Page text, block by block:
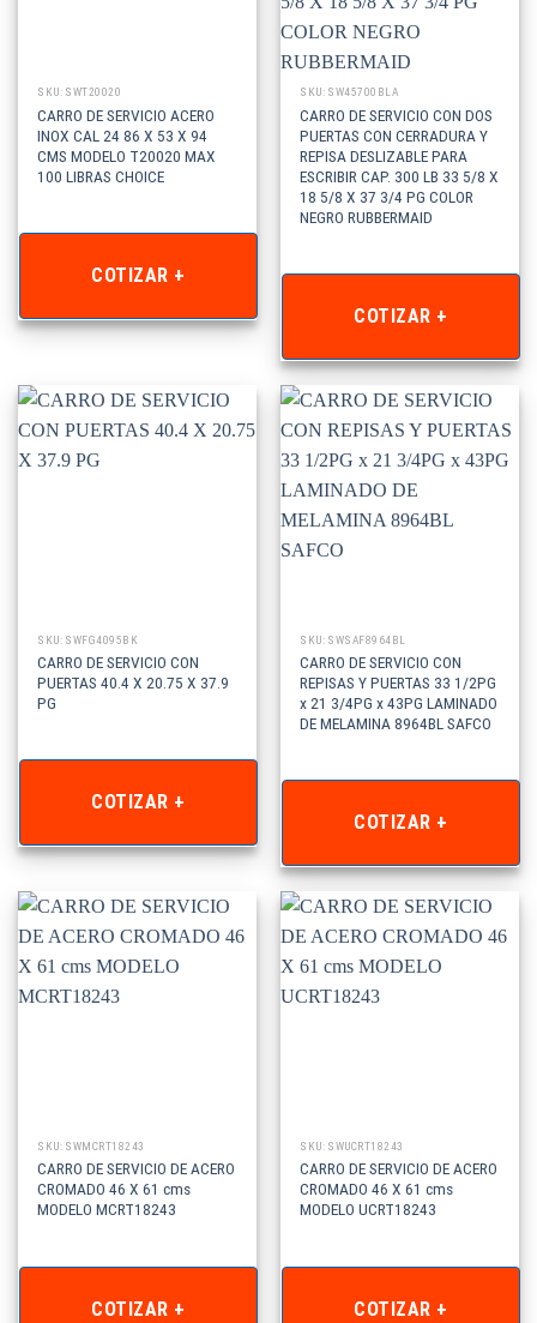
SKU: SWT20020
CARRO DE SERVICIO ACERO
INOX CAL 24 86 X 53 X 94
CMS MODELO T20020 MAX
100 LIBRAS CHOICE
COTIZAR +
SKU: SW45700BLA
CARRO DE SERVICIO CON DOS
PUERTAS CON CERRADURA Y
REPISA DESLIZABLE PARA
ESCRIBIR CAP. 300 LB 33 5/8 X
18 5/8 X 37 3/4 PG COLOR
NEGRO RUBBERMAID
COTIZAR +
SKU: SWFG4095BK
CARRO DE SERVICIO CON
PUERTAS 40.4 X 20.75 X 37.9
PG
COTIZAR +
SKU: SWSAF8964BL
CARRO DE SERVICIO CON
REPISAS Y PUERTAS 33 1/2PG
x 21 3/4PG x 43PG LAMINADO
DE MELAMINA 8964BL SAFCO
COTIZAR +
SKU: SWMCRT18243
CARRO DE SERVICIO DE ACERO
CROMADO 46 X 61 cms
MODELO MCRT18243
COTIZAR +
SKU: SWUCRT18243
CARRO DE SERVICIO DE ACERO
CROMADO 46 X 61 cms
MODELO UCRT18243
COTIZAR +